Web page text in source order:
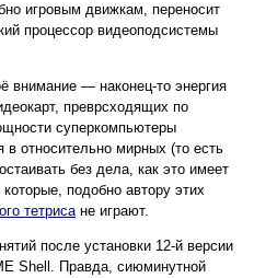
игровым движкам, переносит
процессор видеоподсистемы
внимание — наконец-то энергия
преврсходящих по
суперкомпьютеры
в относительно мирных (то есть
без дела, как это имеет
подобно автору этих
тетрисане играют.
после установки 12-й версии
Shell. Правда, сиюминутной